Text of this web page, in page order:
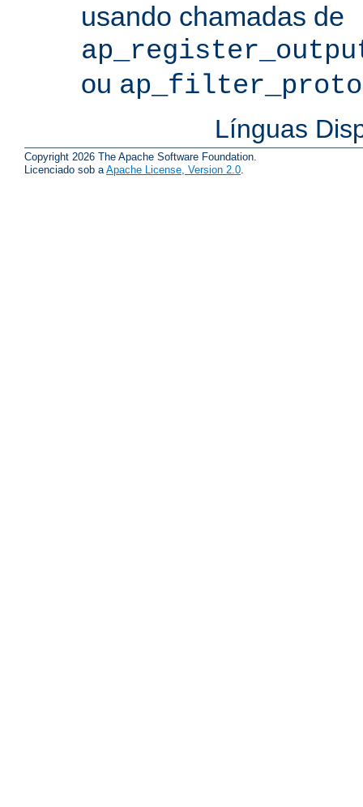
usando chamadas de
ou
Línguas
Copyright 2026 The Apache Software Foundation.
Licenciado sob a Apache License, Version 2.0